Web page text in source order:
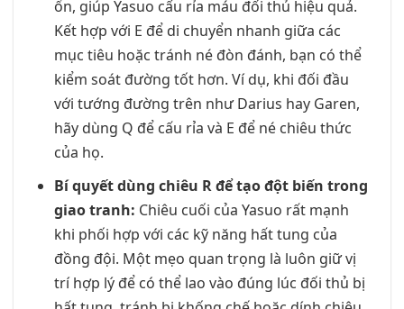
ổn, giúp Yasuo cấu rỉa máu đối thủ hiệu quả.
Kết hợp với E để di chuyển nhanh giữa các
mục tiêu hoặc tránh né đòn đánh, bạn có thể
kiểm soát đường tốt hơn. Ví dụ, khi đối đầu
với tướng đường trên như Darius hay Garen,
hãy dùng Q để cấu rỉa và E để né chiêu thức
của họ.
Bí quyết dùng chiêu R để tạo đột biến trong
giao tranh: Chiêu cuối của Yasuo rất mạnh
khi phối hợp với các kỹ năng hất tung của
đồng đội. Một mẹo quan trọng là luôn giữ vị
trí hợp lý để có thể lao vào đúng lúc đối thủ bị